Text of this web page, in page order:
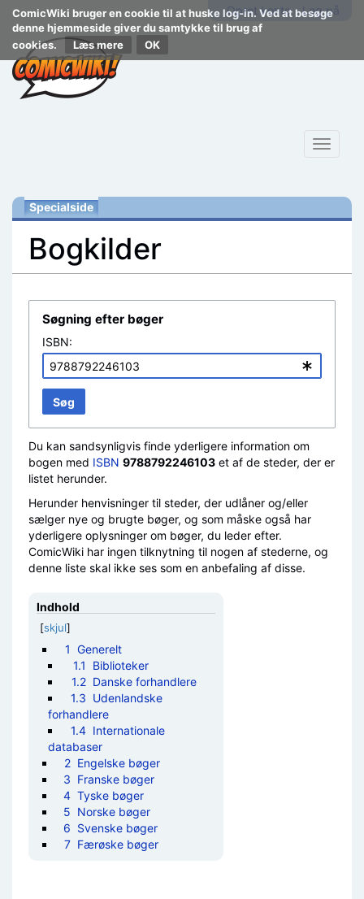
ComicWiki bruger en cookie til at huske log-in. Ved at besøge
denne hjemmeside giver du samtykke til brug af
cookies.
Læs mere
Opret konto Log på
Toggle
Specialside
Bogkilder
Søgning efter bøger
ISBN:
Søg
Du kan sandsynligvis finde yderligere information om
bogen med ISBN 9788792246103 et af de steder, der er
listet herunder.
Herunder henvisninger til steder, der udlåner og/eller
sælger nye og brugte bøger, og som måske også har
yderligere oplysninger om bøger, du leder efter.
ComicWiki har ingen tilknytning til nogen af stederne, og
denne liste skal ikke ses som en anbefaling af disse.
Indhold
[skjul]
1 Generelt
1.1
Biblioteker
1.2 Danske forhandlere
1.3 Udenlandske
forhandlere
1.4 Internationale
databaser
2 Engelske bøger
3 Franske bøger
4 Tyske bøger
5 Norske bøger
6 Svenske bøger
7 Færøske bøger